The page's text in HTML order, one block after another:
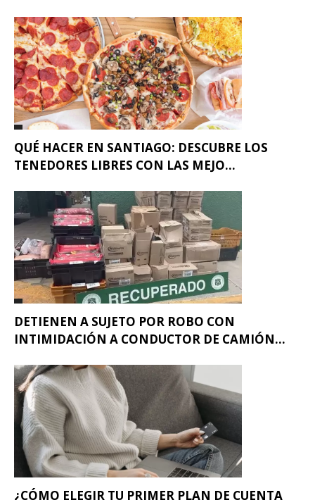
QUÉ HACER EN SANTIAGO: DESCUBRE LOS
TENEDORES LIBRES CON LAS MEJO...
DETIENEN A SUJETO POR ROBO CON
INTIMIDACIÓN A CONDUCTOR DE CAMIÓN...
¿CÓMO ELEGIR TU PRIMER PLAN DE CUENTA